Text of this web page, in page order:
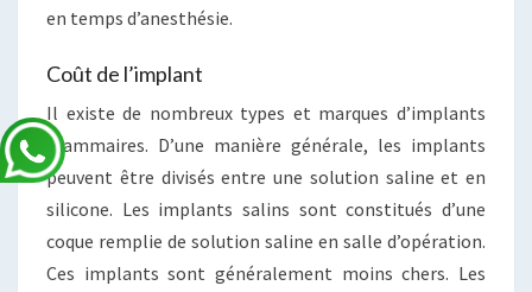
en temps d’anesthésie.
Coût de l’implant
Il existe de nombreux types et marques d’implants
mammaires. D’une manière générale, les implants
peuvent être divisés entre une solution saline et en
silicone. Les implants salins sont constitués d’une
coque remplie de solution saline en salle d’opération.
Ces implants sont généralement moins chers. Les